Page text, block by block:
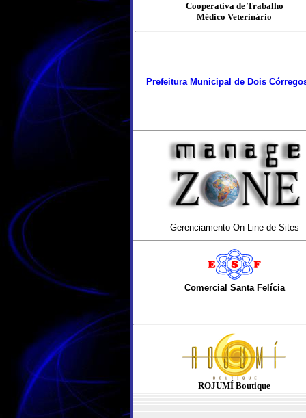
Cooperativa de Trabalho
Médico Veterinário
Prefeitura Municipal de Dois
Gerenciamento On-Line de Sites
Comercial Santa Felícia
ROJUMÍ Boutique